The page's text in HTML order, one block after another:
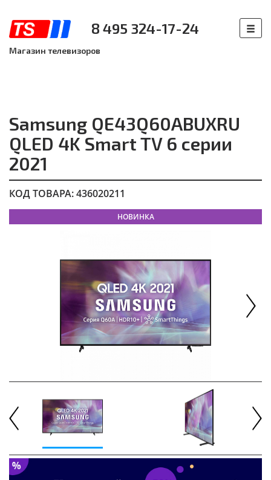
8 495 324-17-24
Магазин телевизоров
Samsung QE43Q60ABUXRU
QLED 4K Smart TV 6 серии
2021
КОД ТОВАРА: 436020211
НОВИНКА